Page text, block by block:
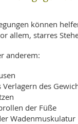
können
allem, starres
anderem:
Verlagern des
der Füße
Wadenmuskulatur